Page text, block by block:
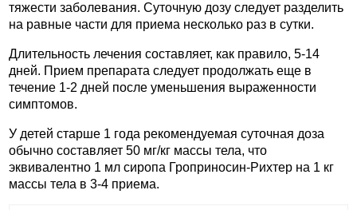
тяжести заболевания. Суточную дозу следует разделить
на равные части для приема несколько раз в сутки.
Длительность лечения составляет, как правило, 5-14
дней. Прием препарата следует продолжать еще в
течение 1-2 дней после уменьшения выраженности
симптомов.
У детей старше 1 года рекомендуемая суточная доза
обычно составляет 50 мг/кг массы тела, что
эквивалентно 1 мл сиропа Гроприносин-Рихтер на 1 кг
массы тела в 3-4 приема.